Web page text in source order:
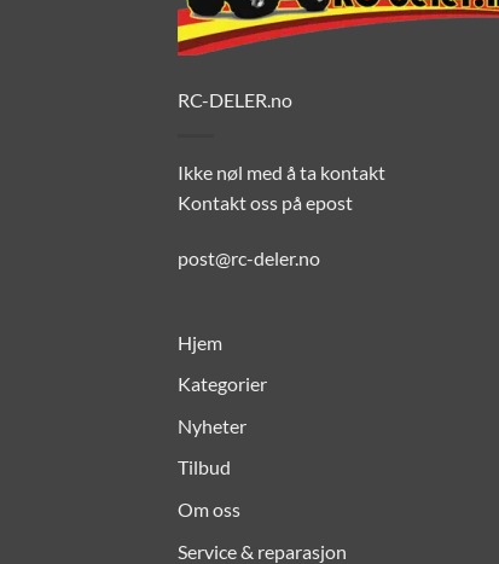
RC-DELER.no
Ikke nøl med å ta kontakt
Kontakt oss på epost
post@rc-deler.no
Hjem
Kategorier
Nyheter
Tilbud
Om oss
Service & reparasjon